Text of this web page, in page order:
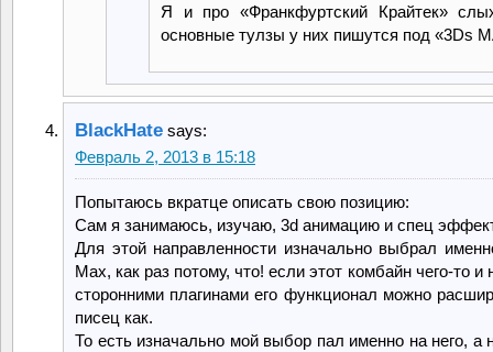
Я и про «Франкфуртский Крайтек»
основные тулзы у них пишутся под «3Ds
BlackHate says:
Февраль 2, 2013 в 15:18
Попытаюсь вкратце описать свою позицию:
Сам я занимаюсь, изучаю, 3d анимацию и спец
Для этой направленности изначально выбрал
Max, как раз потому, что! если этот комбайн чего-то и
сторонними плагинами его функционал можно
писец как.
То есть изначально мой выбор пал именно на него, а